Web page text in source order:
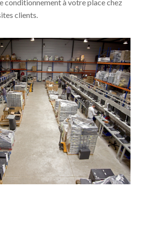
conditionnement à votre place chez
clients.